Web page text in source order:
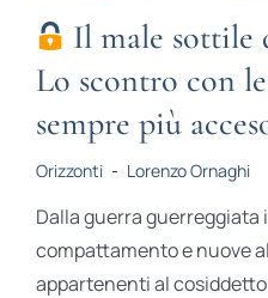
Il male sottile
Lo scontro con
sempre più
Orizzonti - Lorenzo Ornaghi
Dalla guerra
compattamento e nuove
appartenenti al cosiddetto